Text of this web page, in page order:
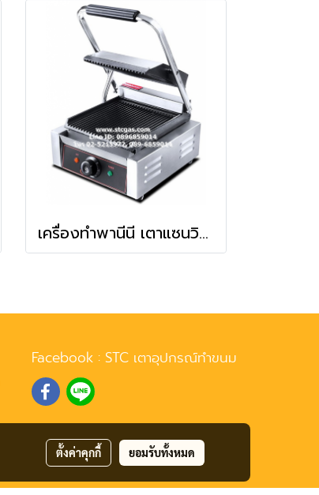
เครื่องทำพานีนี เตาแซนวิชแผ่นหยัก ใช้ไฟฟ้า
Facebook : STC เตาอุปกรณ์ทำขนม
ตั้งค่าคุกกี้ ยอมรับทั้งหมด